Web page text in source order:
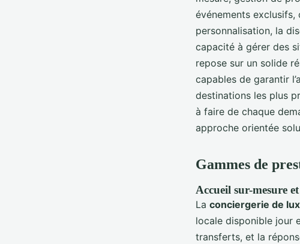
événements
personnalisation, la
capacité à gérer des
repose sur un solide
capables de garantir
destinations les plus
à faire de chaque
approche orientée
Gammes de
Accueil sur-mesure
La conciergerie de
locale disponible jour
transferts, et la